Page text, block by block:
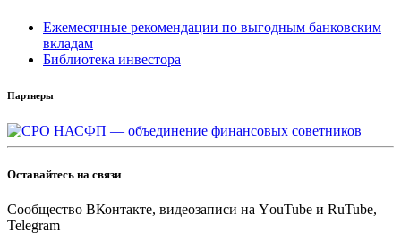
Ежемесячные рекомендации по выгодным банковским
вкладам
Библиотека инвестора
Партнеры
Оставайтесь на связи
Cообщество ВКонтакте, видеозаписи на YоuTube и RuTube,
Telegram